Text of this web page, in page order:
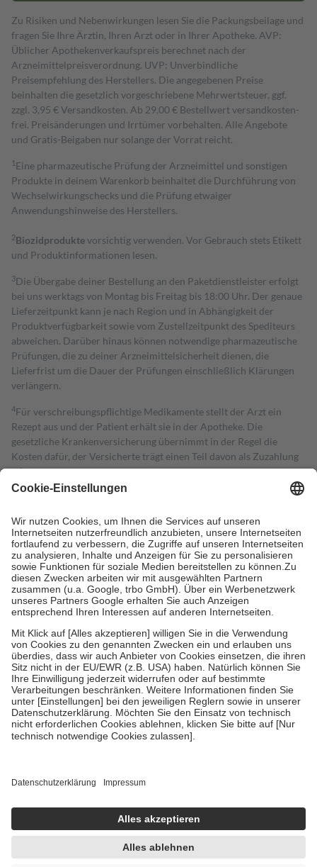
Zu Risiken und Nebenwirkungen lesen Sie die Packungsbeilage und
fragen Sie Ihre Ärztin, Ihren Arzt oder in Ihrer Apotheke. AVP:
Üblicher Apothekenverkaufspreis berechnet nach der
Arzneimittelpreisverordnung. UVP: Unverbindliche
Preisempfehlung des Herstellers. Die angegebenen Preise
beinhalten die gesetzlich vorgeschriebene Mehrwertsteuer, ggf.
zzgl. 3,95 € Versandkosten. Ab 29,00 € Bestell­wert versand­kosten­
frei. Preisänderungen und Irrtümer vorbehalten. Alle Angebote
und Gratis-Beigaben nur solange der Vorrat reicht.
1 Eine pharmazeutische Prüfung der Arzneimittel und sonstigen
Produkte in deinem Warenkorb beinhaltet die Durchführung von
Wechselwirkungschecks und die Prüfung etwaiger
Anwendungshinweise des Herstellers.
2Biozidproduktevorsichtig verwenden. Vor Gebrauch stets Etikett
und Produktinformationen lesen.
3Die Übergabe deiner Bestellung an den Paketdienstleister erfolgt
bei uns werktags von Montag bis Freitag bis 18:00 Uhr. Der genaue
Lieferzeitpunkt kann je nach Region und in Abhängigkeit der
Produktverfügbarkeit sowie vom Zustellzeitpunkt des Spediteurs
abweichen. Darüber hinaus können notwendige pharmazeutische
Prüfungen, die zu deiner Arzneimittelsicherheit dienen, die
Lieferfrist um die Dauer der Prüfungen einschließlich Klärungen
verlängern.
4Für verschreibungspflichtige Medikamente stellt der Arzt ein
Rezept aus und der Patient erhält sie in der Apotheke. Die
gesetzliche Krankenversicherung übernimmt in der Regel die
Kosten dafür, der Versicherte trägt einen Teil davon als Zuzahlung
mit.
Grundsätzlich leisten Mitglieder Zuzahlungen in Höhe von zehn
höchstens zehn Euro.
Es sind jedoch nie mehr als die tatsächlichen
Kosten der Leistung zu entrichten.
Diese Regeln gelten grundsätzlich auch für Online-Apotheken.
Bei Heilmitteln und häuslicher Krankenpflege beträgt die
Zuzahlung zehn Prozent der Kosten sowie zehn Euro je
Verordnung.
Um das Engagement der Versicherten für ihre eigene Gesundheit zu
stärken und die besondere Stellung der Familie zu unterstützen,
fallenkeine Zuzahlungenan bei:
• Kindern und Jugendlichen bis zum vollendeten 18. Lebensjahr
mit Ausnahme der Fahrkosten
• Untersuchungen zur Vorsorge und Früherkennung, die von der
GKV getragen werden
• empfohlenen Schutzimpfungen
• Harn- und Blutteststreifen
getroffen, um sicherzustellen, dass es sich um echte Bewertungen
https://help.etrusted.com/hc/de/articles/4419944605341
Einige Bilder und Inhalte wurden unter Zuhilfenahme künstlicher